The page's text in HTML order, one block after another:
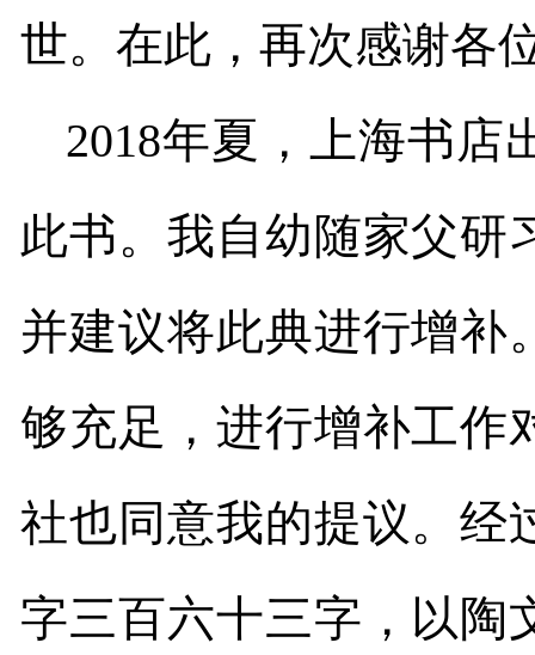
世。在此，再次感谢各
2018年夏，上海书店
此书。我自幼随家父研
并建议将此典进行增补
够充足，进行增补工作
社也同意我的提议。经
字三百六十三字，以陶